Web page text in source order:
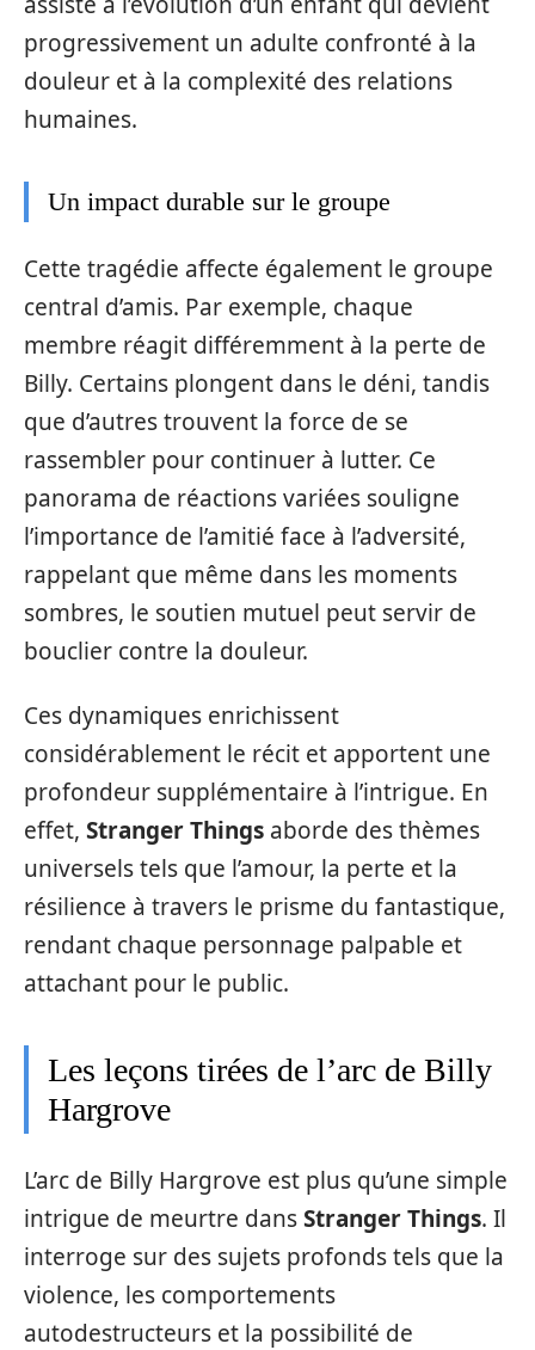
progressivement un adulte confronté à la
douleur et à la complexité des relations
humaines.
Un impact durable sur le groupe
Cette tragédie affecte également le groupe
central d’amis. Par exemple, chaque
membre réagit différemment à la perte de
Billy. Certains plongent dans le déni, tandis
que d’autres trouvent la force de se
rassembler pour continuer à lutter. Ce
panorama de réactions variées souligne
l’importance de l’amitié face à l’adversité,
rappelant que même dans les moments
sombres, le soutien mutuel peut servir de
bouclier contre la douleur.
Ces dynamiques enrichissent
considérablement le récit et apportent une
profondeur supplémentaire à l’intrigue. En
effet, Stranger Things aborde des thèmes
universels tels que l’amour, la perte et la
résilience à travers le prisme du fantastique,
rendant chaque personnage palpable et
attachant pour le public.
Les leçons tirées de l’arc de Billy
Hargrove
L’arc de Billy Hargrove est plus qu’une simple
intrigue de meurtre dansStranger Things. Il
interroge sur des sujets profonds tels que la
violence, les comportements
autodestructeurs et la possibilité de